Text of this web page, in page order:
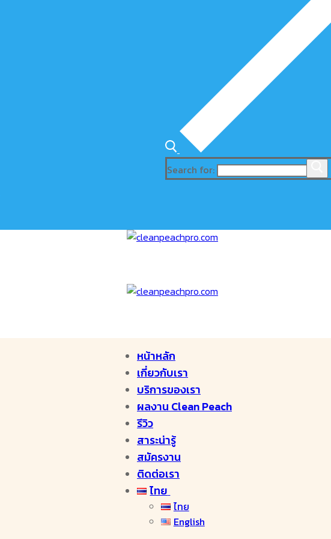
Search for:
หน้าหลัก
เกี่ยวกับเรา
บริการของเรา
ผลงาน Clean Peach
รีวิว
สาระน่ารู้
สมัครงาน
ติดต่อเรา
ไทย
ไทย
English